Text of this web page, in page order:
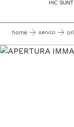
home servizi
servizi per futuri